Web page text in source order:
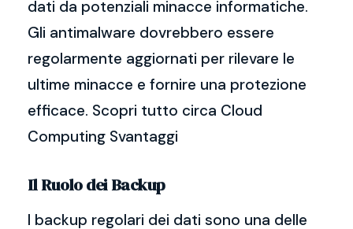
dati da potenziali minacce informatiche.
Gli antimalware dovrebbero essere
regolarmente aggiornati per rilevare le
ultime minacce e fornire una protezione
efficace. Scopri tutto circa Cloud
Computing Svantaggi
Il Ruolo dei Backup
I backup regolari dei dati sono una delle